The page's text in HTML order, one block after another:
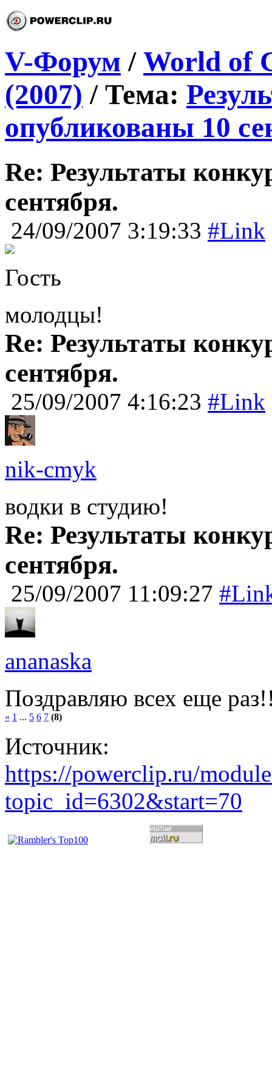
V-Форум / World of
(2007) / Тема:
опубликованы 10
Re: Результаты
сентября.
24/09/2007 3:19:33 #Link
Гость
молодцы!
Re: Результаты
сентября.
25/09/2007 4:16:23 #Link
nik-cmyk
водки в студию!
Re: Результаты
сентября.
25/09/2007 11:09:27
ananaska
Поздравляю всех еще
« 1 ... 5 6 7 (8)
Источник:
https://powerclip.ru/
topic_id=6302&start=70